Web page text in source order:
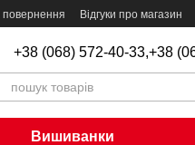
повернення Відгуки про магазин
+38 (068) 572-40-33,+38
Вишиванки